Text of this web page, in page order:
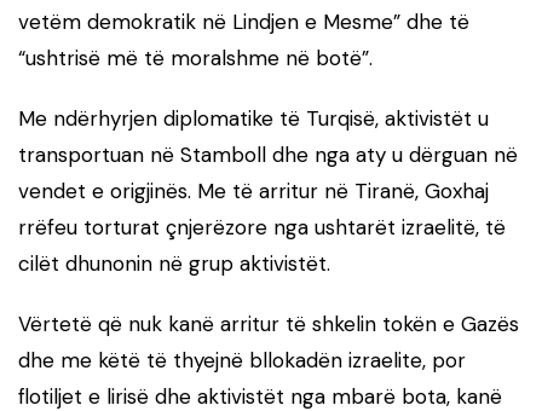
vetëm demokratik në Lindjen e Mesme” dhe të
“ushtrisë më të moralshme në botë”.
Me ndërhyrjen diplomatike të Turqisë, aktivistët u
transportuan në Stamboll dhe nga aty u dërguan në
vendet e origjinës. Me të arritur në Tiranë, Goxhaj
rrëfeu torturat çnjerëzore nga ushtarët izraelitë, të
cilët dhunonin në grup aktivistët.
Vërtetë që nuk kanë arritur të shkelin tokën e Gazës
dhe me këtë të thyejnë bllokadën izraelite, por
flotiljet e lirisë dhe aktivistët nga mbarë bota, kanë